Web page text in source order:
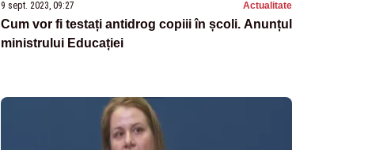
9 sept. 2023, 09:27 Actualitate
Cum vor fi testați antidrog copiii în școli. Anunțul
ministrului Educației